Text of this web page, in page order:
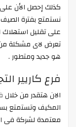
كذلك إحصل الأن على
نستمتع بفترة الصيف
على تقليل استهلاك
تعرض لاى مشكلة من
هو جديد ومتطور .
فرع كاريير
الان هتقدر من خلال
المكيف وتستمتع
معتمدة لشركة فى